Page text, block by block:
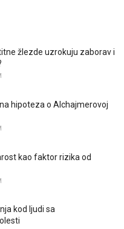
žlezde uzrokuju zaborav i
hipoteza o Alchajmerovoj
kao faktor rizika od
kod ljudi sa